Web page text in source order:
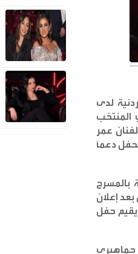
لدى
المنتخب
عمر
دعماً
بالمسرح
إعلان
يقيم حفل
جماهيري